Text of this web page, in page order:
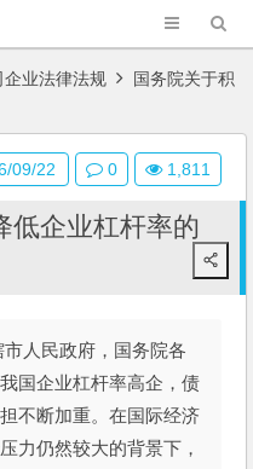
企业法律法规 国务院关于积
低企业杠杆率的
人民政府，国务院各
国企业杠杆率高企，债
不断加重。在国际经济
力仍然较大的背景下，
09/22 0 1,811